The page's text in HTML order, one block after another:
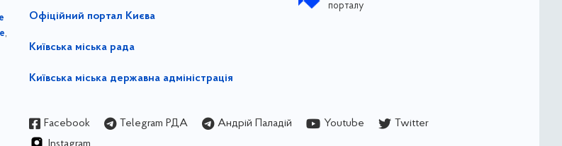
,
Офіційний портал Києва
Київська міська рада
Київська міська державна адміністрація
порталу
Facebook Telegram РДА Андрій Паладій Youtube
Twitter